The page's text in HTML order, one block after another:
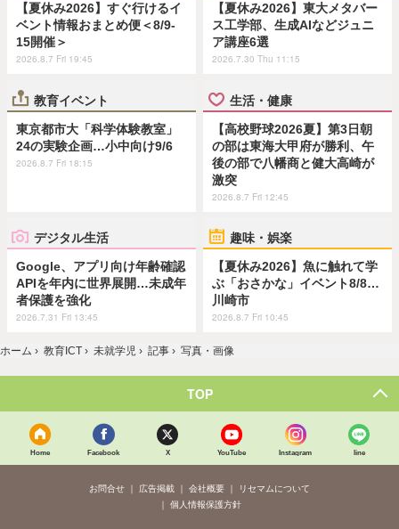
【夏休み2026】すぐ行けるイ
ベント情報おまとめ便＜8/9-
15開催＞
2026.8.7 Fri 19:45
【夏休み2026】東大メタバー
ス工学部、生成AIなどジュニ
ア講座6選
2026.7.30 Thu 11:15
教育イベント
東京都市大「科学体験教室」
24の実験企画…小中向け9/6
2026.8.7 Fri 18:15
生活・健康
【高校野球2026夏】第3日朝
の部は東海大甲府が勝利、午
後の部で八幡商と健大高崎が
激突
2026.8.7 Fri 12:45
デジタル生活
Google、アプリ向け年齢確認
APIを年内に世界展開…未成年
者保護を強化
2026.7.31 Fri 13:45
趣味・娯楽
【夏休み2026】魚に触れて学
ぶ「おさかな」イベント8/8…
川崎市
2026.8.7 Fri 10:45
ホーム › 教育ICT › 未就学児 › 記事 › 写真・画像
TOP
Home Facebook X YouTube Instagram line
お問合せ 広告掲載 会社概要
リセマムについて
個人情報保護方針